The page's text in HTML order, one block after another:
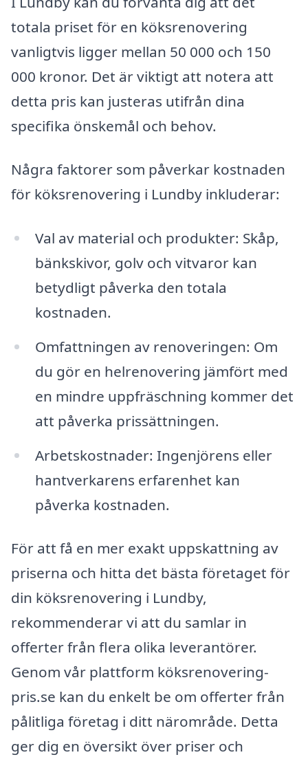
totala priset för en köksrenovering
vanligtvis ligger mellan 50 000 och 150
000 kronor. Det är viktigt att notera att
detta pris kan justeras utifrån dina
specifika önskemål och behov.
Några faktorer som påverkar kostnaden
för köksrenovering i Lundby inkluderar:
Val av material och produkter: Skåp,
bänkskivor, golv och vitvaror kan
betydligt påverka den totala
kostnaden.
Omfattningen av renoveringen: Om
du gör en helrenovering jämfört med
en mindre uppfräschning kommer det
att påverka prissättningen.
Arbetskostnader: Ingenjörens eller
hantverkarens erfarenhet kan
påverka kostnaden.
För att få en mer exakt uppskattning av
priserna och hitta det bästa företaget för
din köksrenovering i Lundby,
rekommenderar vi att du samlar in
offerter från flera olika leverantörer.
Genom vår plattform köksrenovering-
pris.se kan du enkelt be om offerter från
pålitliga företag i ditt närområde. Detta
ger dig en översikt över priser och